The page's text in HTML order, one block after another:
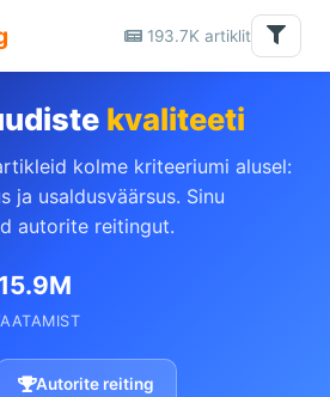
193.7K artiklit
kvaliteeti
kolme kriteeriumi alusel:
ja usaldusväärsus. Sinu
autorite reitingut.
15.9M
Autorite reiting